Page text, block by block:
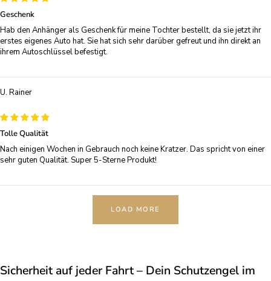
Geschenk
Hab den Anhänger als Geschenk für meine Tochter bestellt, da sie jetzt ihr
erstes eigenes Auto hat. Sie hat sich sehr darüber gefreut und ihn direkt an
ihrem Autoschlüssel befestigt.
U. Rainer
Tolle Qualität
Nach einigen Wochen in Gebrauch noch keine Kratzer. Das spricht von einer
sehr guten Qualität. Super 5-Sterne Produkt!
LOAD MORE
Sicherheit auf jeder Fahrt – Dein Schutzengel im